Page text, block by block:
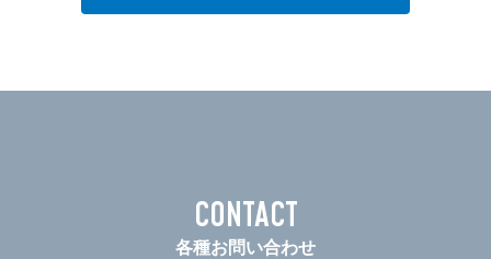
CONTACT
各種お問い合わせ